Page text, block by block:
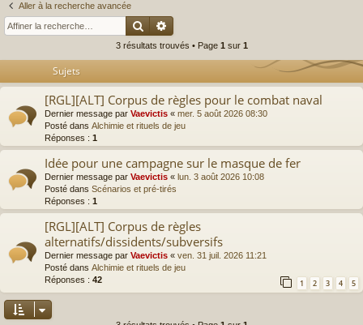
Aller à la recherche avancée
Rechercher
Recherche avancée
3 résultats trouvés • Page 1 sur 1
Sujets
[RGL][ALT] Corpus de règles pour le combat naval
Dernier message par Vaevictis « mer. 5 août 2026 08:30
Posté dans Alchimie et rituels de jeu
Réponses : 1
Idée pour une campagne sur le masque de fer
Dernier message par Vaevictis « lun. 3 août 2026 10:08
Posté dans Scénarios et pré-tirés
Réponses : 1
[RGL][ALT] Corpus de règles
alternatifs/dissidents/subversifs
Dernier message par Vaevictis « ven. 31 juil. 2026 11:21
Posté dans Alchimie et rituels de jeu
Réponses : 42 1 2 3 4 5